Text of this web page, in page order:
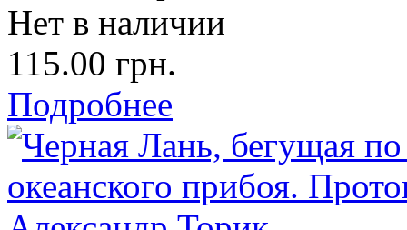
Нет в наличии
115.00 грн.
Подробнее